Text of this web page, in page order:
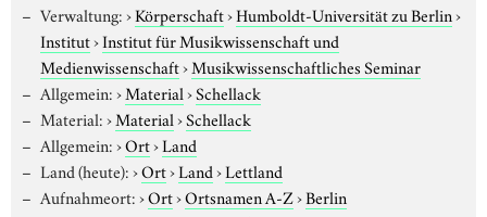
Verwaltung:›Körperschaft›Humboldt-Universität zu Berlin›
Institut›Institut für Musikwissenschaft und
Medienwissenschaft›Musikwissenschaftliches Seminar
Allgemein:›Material›Schellack
Material:›Material›Schellack
Allgemein:›Ort›Land
Land (heute):›Ort›Land›Lettland
Aufnahmeort:›Ort›Ortsnamen A-Z›Berlin